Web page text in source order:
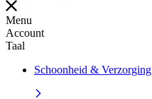
Menu
Account
Taal
Schoonheid & Verzorging